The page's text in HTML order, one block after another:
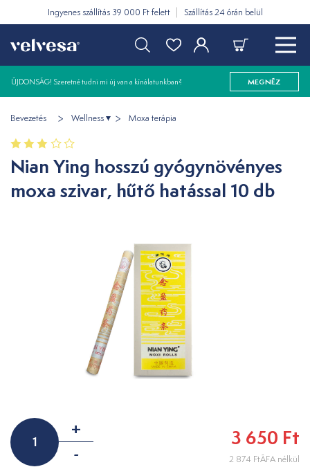
Ingyenes szállítás 39 000 Ft felett Szállítás 24 órán belül
ÚJDONSÁG! Szeretné tudni mi új van a kínálatunkban? MEGNÉZ
Bevezetés Wellness Moxa terápia
Nian Ying hosszú gyógynövényes
moxa szivar, hűtő hatással 10 db
+
-
3 650 Ft
2 874 FtÁFA nélkül